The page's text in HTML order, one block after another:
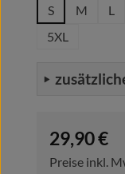
S
M L
5XL
Regulärer
29,90 €
Preise inkl.